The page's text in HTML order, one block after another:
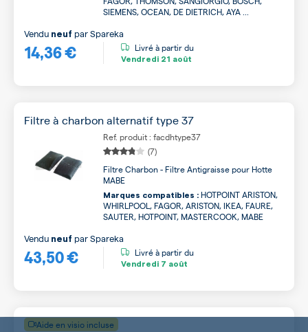
SIEMENS, OCEAN, DE DIETRICH, AYA ...
14,36 €
Vendu neuf parSpareka
Livré à partir du
Vendredi 21 août
Filtre à charbon alternatif type 37
Ref. produit : facdhtype37
(7)
Filtre Charbon - Filtre Antigraisse pour Hotte
MABE
Marques compatibles : HOTPOINT ARISTON,
WHIRLPOOL, FAGOR, ARISTON, IKEA, FAURE,
SAUTER, HOTPOINT, MASTERCOOK, MABE
43,50 €
Vendu neuf parSpareka
Livré à partir du
Vendredi 7 août
Aide en visio incluse